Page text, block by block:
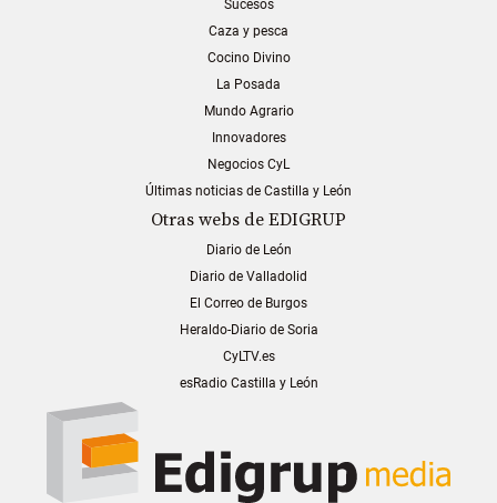
Sucesos
Caza y pesca
Cocino Divino
La Posada
Mundo Agrario
Innovadores
Negocios CyL
Últimas noticias de Castilla y León
Otras webs de EDIGRUP
Diario de León
Diario de Valladolid
El Correo de Burgos
Heraldo-Diario de Soria
CyLTV.es
esRadio Castilla y León